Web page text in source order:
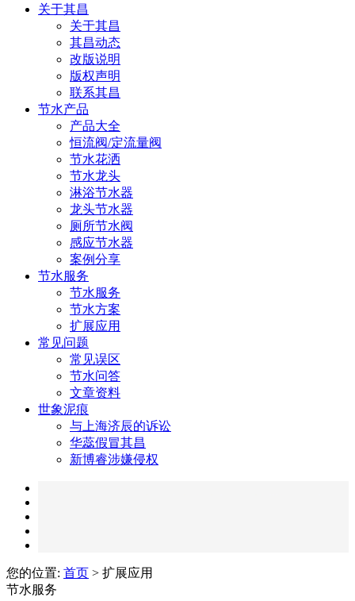
关于其昌
关于其昌
其昌动态
改版说明
版权声明
联系其昌
节水产品
产品大全
恒流阀/定流量阀
节水花洒
节水龙头
淋浴节水器
龙头节水器
厕所节水阀
感应节水器
案例分享
节水服务
节水服务
节水方案
扩展应用
常见问题
常见误区
节水问答
文章资料
世象泥痕
与上海济辰的诉讼
华蕊假冒其昌
新博睿涉嫌侵权
您的位置: 首页 > 扩展应用
节水服务